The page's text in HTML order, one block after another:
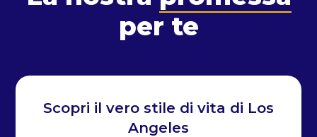
per te
Scopri il vero stile di vita di Los
Angeles